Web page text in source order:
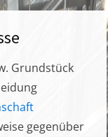
Grundstück
gegenüber